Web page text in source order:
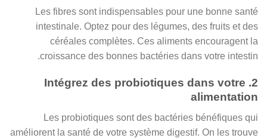
Les fibres sont indispensables pour une bonne santé
intestinale. Optez pour des légumes, des fruits et des
céréales complètes. Ces aliments encouragent la
croissance des bonnes bactéries dans votre intestin.
2. Intégrez des probiotiques dans votre
alimentation
Les probiotiques sont des bactéries bénéfiques qui
améliorent la santé de votre système digestif. On les trouve